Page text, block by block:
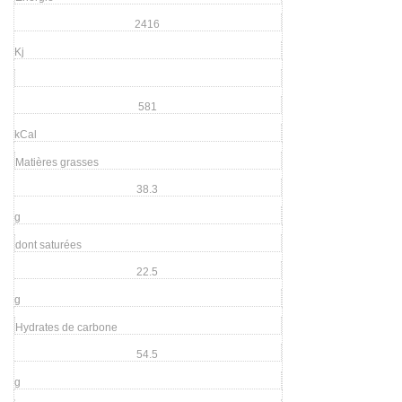
2416
Kj
581
kCal
Matières grasses
38.3
g
dont saturées
22.5
g
Hydrates de carbone
54.5
g